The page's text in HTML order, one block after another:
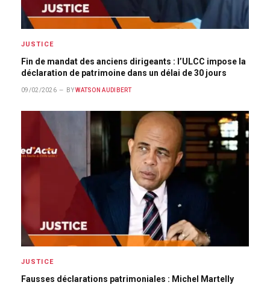
JUSTICE
Fin de mandat des anciens dirigeants : l’ULCC impose la
déclaration de patrimoine dans un délai de 30 jours
09/02/2026 BY WATSON AUDIBERT
JUSTICE
Fausses déclarations patrimoniales : Michel Martelly